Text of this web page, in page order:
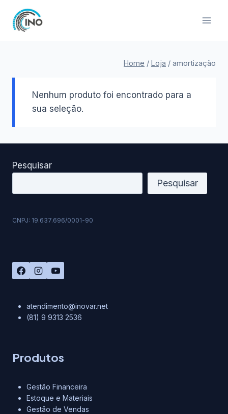
para
Home / Loja / amortização
Nenhum produto foi encontrado para a
sua seleção.
Pesquisar
Pesquisar
CNPJ: 19.637.696/0001-90
atendimento@inovar.net
(81) 9 9313 2536
Produtos
Gestão Financeira
Estoque e Materiais
Gestão de Vendas